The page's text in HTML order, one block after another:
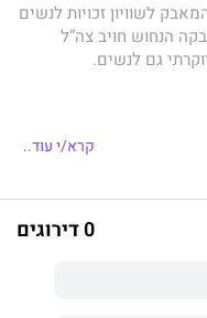
המאבק לשוויון זכויות לנשים
הנחוש חויב צה“ל
גם לנשים.
מצויים כל
לנו להרים את הראש
קרא/י עוד..
0 דירוגים